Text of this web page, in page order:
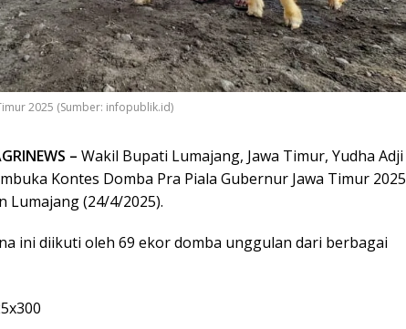
2025 (Sumber: infopublik.id)
– Wakil Bupati Lumajang, Jawa Timur, Yudha Adji
Kontes Domba Pra Piala Gubernur Jawa Timur 2025
Lumajang (24/4/2025).
ini diikuti oleh 69 ekor domba unggulan dari berbagai